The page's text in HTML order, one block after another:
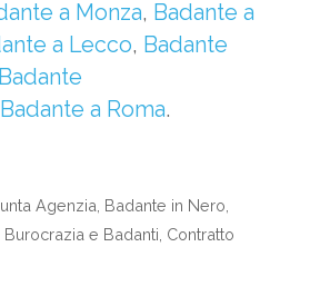
a Monza, Badante a
a Lecco, Badante
Badante
Badante a Roma.
Agenzia Badante in Nero
Burocrazia e Badanti Contratto